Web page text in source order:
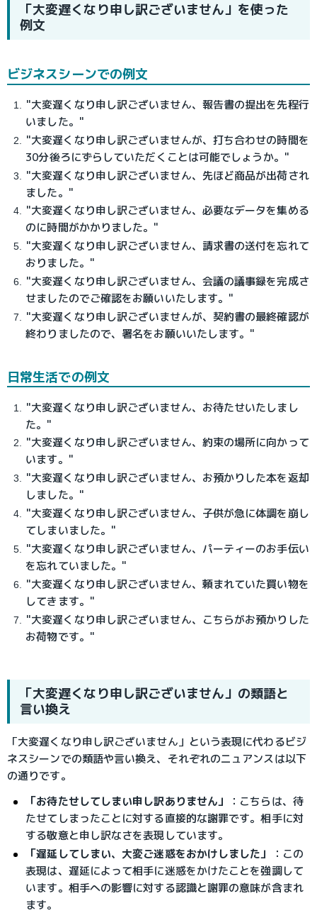
「大変遅くなり申し訳ございません」を使った
例文
ビジネスシーンでの例文
"大変遅くなり申し訳ございません、報告書の提出を先程行
いました。"
"大変遅くなり申し訳ございませんが、打ち合わせの時間を
30分後ろにずらしていただくことは可能でしょうか。"
"大変遅くなり申し訳ございません、先ほど商品が出荷され
ました。"
"大変遅くなり申し訳ございません、必要なデータを集める
のに時間がかかりました。"
"大変遅くなり申し訳ございません、請求書の送付を忘れて
おりました。"
"大変遅くなり申し訳ございません、会議の議事録を完成さ
せましたのでご確認をお願いいたします。"
"大変遅くなり申し訳ございませんが、契約書の最終確認が
終わりましたので、署名をお願いいたします。"
日常生活での例文
"大変遅くなり申し訳ございません、お待たせいたしまし
た。"
"大変遅くなり申し訳ございません、約束の場所に向かって
います。"
"大変遅くなり申し訳ございません、お預かりした本を返却
しました。"
"大変遅くなり申し訳ございません、子供が急に体調を崩し
てしまいました。"
"大変遅くなり申し訳ございません、パーティーのお手伝い
を忘れていました。"
"大変遅くなり申し訳ございません、頼まれていた買い物を
してきます。"
"大変遅くなり申し訳ございません、こちらがお預かりした
お荷物です。"
「大変遅くなり申し訳ございません」の類語と
言い換え
「大変遅くなり申し訳ございません」という表現に代わるビジ
ネスシーンでの類語や言い換え、それぞれのニュアンスは以下
の通りです。
「お待たせしてしまい申し訳ありません」
： こちらは、待
たせてしまったことに対する直接的な謝罪です。相手に対
する敬意と申し訳なさを表現しています。
「遅延してしまい、大変ご迷惑をおかけしました」
： この
表現は、遅延によって相手に迷惑をかけたことを強調して
います。相手への影響に対する認識と謝罪の意味が含まれ
ます。